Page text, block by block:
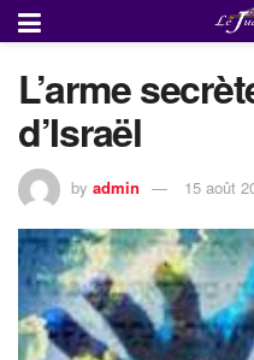
L’arme
d’Israël
by admin 15 août